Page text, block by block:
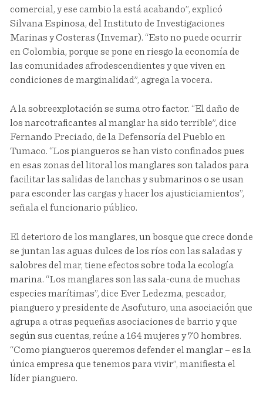
comercial, y ese cambio la está acabando”, explicó
Silvana Espinosa, del Instituto de Investigaciones
Marinas y Costeras (Invemar). “Esto no puede ocurrir
en Colombia, porque se pone en riesgo la economía de
las comunidades afrodescendientes y que viven en
condiciones de marginalidad”, agrega la vocera.
A la sobreexplotación se suma otro factor. “El daño de
los narcotraficantes al manglar ha sido terrible”, dice
Fernando Preciado, de la Defensoría del Pueblo en
Tumaco. “Los piangueros se han visto confinados pues
en esas zonas del litoral los manglares son talados para
facilitar las salidas de lanchas y submarinos o se usan
para esconder las cargas y hacer los ajusticiamientos”,
señala el funcionario público.
El deterioro de los manglares, un bosque que crece donde
se juntan las aguas dulces de los ríos con las saladas y
salobres del mar, tiene efectos sobre toda la ecología
marina. “Los manglares son las sala-cuna de muchas
especies marítimas”, dice Ever Ledezma, pescador,
pianguero y presidente de Asofuturo, una asociación que
agrupa a otras pequeñas asociaciones de barrio y que
según sus cuentas, reúne a 164 mujeres y 70 hombres.
“Como piangueros queremos defender el manglar – es la
única empresa que tenemos para vivir”, manifiesta el
líder pianguero.